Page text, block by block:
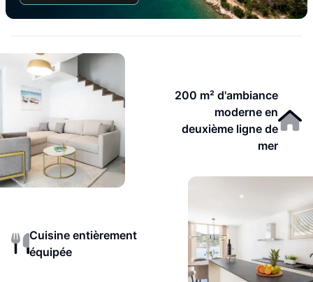
200 m² d'ambiance
moderne en
deuxième ligne de
mer
Cuisine entièrement
équipée